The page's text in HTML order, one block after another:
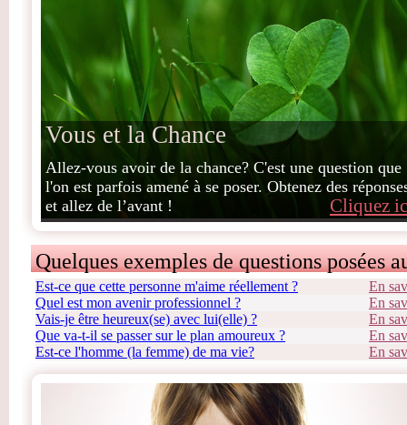
Vous et la Chance
Cliquez
Allez-vous avoir de la chance? C'est une question que
l'on est parfois amené à se poser. Obtenez des
et allez de l’avant !
Quelques exemples de questions posées
Est-ce que cette personne m'aime réellement ?
En
Quel est mon avenir professionnel ?
En
Vais-je être heureux(se) avec lui(elle) ?
En
Que va-t-il se passer sur le plan amoureux ?
En
Est-ce l'homme (la femme) de ma vie?
En